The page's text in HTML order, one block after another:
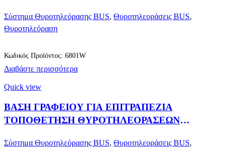
Σύστημα Θυροτηλεόρασης BUS, Θυροτηλεοράσεις BUS,
Θυροτηλεόραση
Διαβάστε περισσότερα
Κωδικός Προϊόντος: 6801W
Quick view
ΒΑΣΗ ΓΡΑΦΕΙΟΥ ΓΙΑ ΕΠΙΤΡΑΠΕΖΙΑ
ΤΟΠΟΘΕΤΗΣΗ ΘΥΡΟΤΗΛΕΟΡΑΣΕΩΝ
Σύστημα Θυροτηλεόρασης BUS, Θυροτηλεοράσεις BUS,